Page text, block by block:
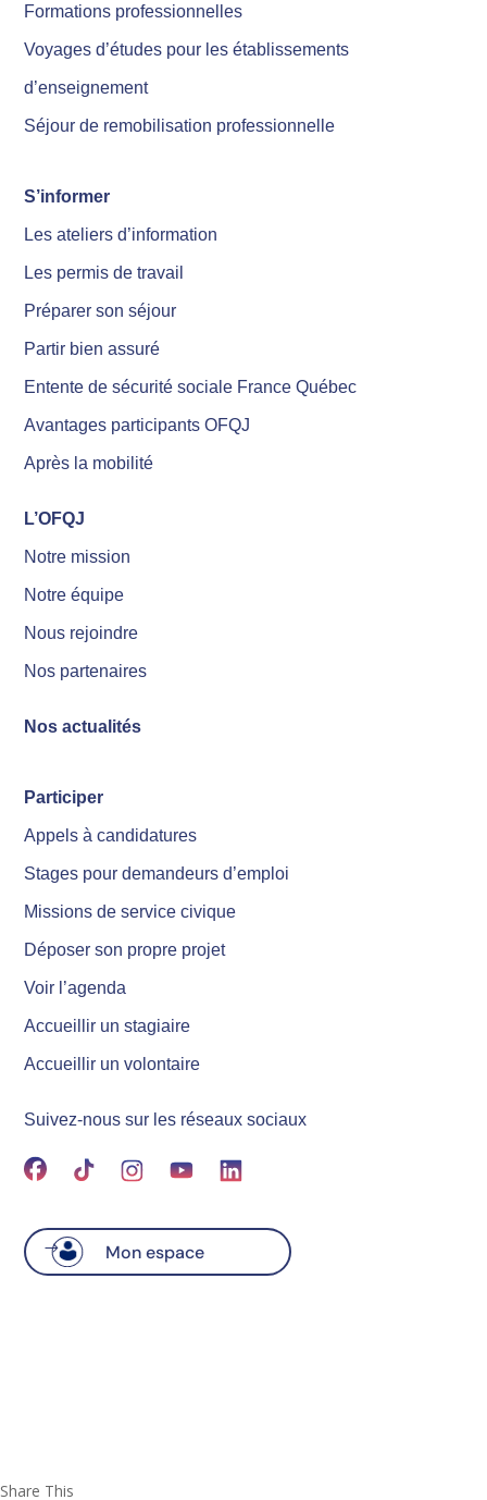
Formations professionnelles
Voyages d’études pour les établissements
d’enseignement
Séjour de remobilisation professionnelle
S’informer
Les ateliers d’information
Les permis de travail
Préparer son séjour
Partir bien assuré
Entente de sécurité sociale France Québec
Avantages participants OFQJ
Après la mobilité
L’OFQJ
Notre mission
Notre équipe
Nous rejoindre
Nos partenaires
Nos actualités
Participer
Appels à candidatures
Stages pour demandeurs d’emploi
Missions de service civique
Déposer son propre projet
Voir l’agenda
Accueillir un stagiaire
Accueillir un volontaire
Suivez-nous sur les réseaux sociaux
Mon espace
Share This